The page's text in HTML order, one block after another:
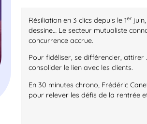
Résiliation en 3 clics depuis le 1erjuin,
dessine… Le secteur mutualiste
concurrence accrue.
Pour fidéliser, se différencier,
consolider le lien avec les clients.
En 30 minutes chrono, Frédéric
pour relever les défis de la rentrée